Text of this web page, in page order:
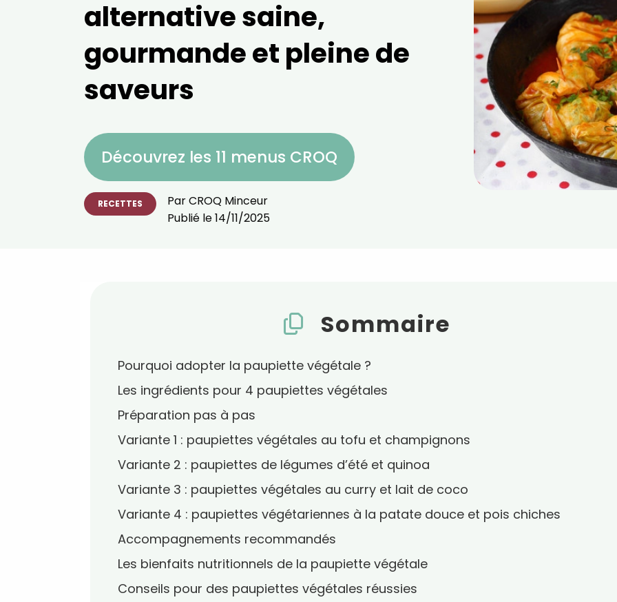
alternative saine,
gourmande et pleine de
saveurs
Découvrez les 11 menus CROQ
RECETTES ParCROQ Minceur
Publié le14/11/2025
Sommaire
Pourquoi adopter la paupiette végétale ?
Les ingrédients pour 4 paupiettes végétales
Préparation pas à pas
Variante 1 : paupiettes végétales au tofu et champignons
Variante 2 : paupiettes de légumes d’été et quinoa
Variante 3 : paupiettes végétales au curry et lait de coco
Variante 4 : paupiettes végétariennes à la patate douce et pois chiches
Accompagnements recommandés
Les bienfaits nutritionnels de la paupiette végétale
Conseils pour des paupiettes végétales réussies